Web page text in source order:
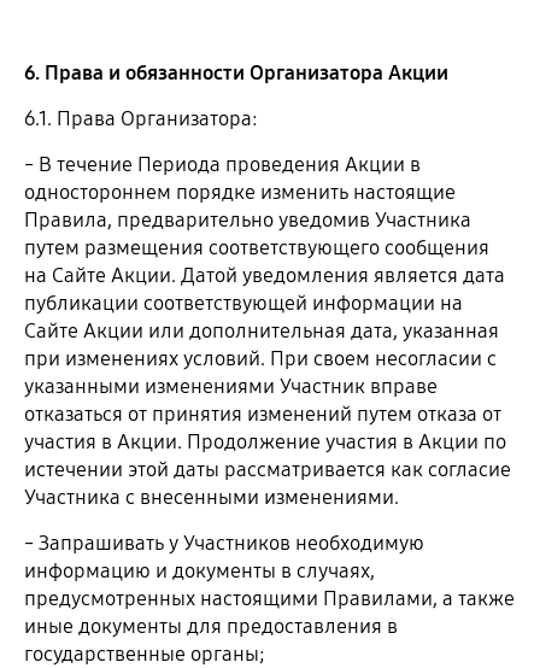
6. Права и обязанности Организатора Акции
6.1. Права Организатора:
˗ В течение Периода проведения Акции в
одностороннем порядке изменить настоящие
Правила, предварительно уведомив Участника
путем размещения соответствующего сообщения
на Сайте Акции. Датой уведомления является дата
публикации соответствующей информации на
Сайте Акции или дополнительная дата, указанная
при изменениях условий. При своем несогласии с
указанными изменениями Участник вправе
отказаться от принятия изменений путем отказа от
участия в Акции. Продолжение участия в Акции по
истечении этой даты рассматривается как согласие
Участника с внесенными изменениями.
˗ Запрашивать у Участников необходимую
информацию и документы в случаях,
предусмотренных настоящими Правилами, а также
иные документы для предоставления в
государственные органы;